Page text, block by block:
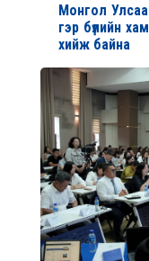
Монгол Улсаас
гэр бүлийн
хийж байна